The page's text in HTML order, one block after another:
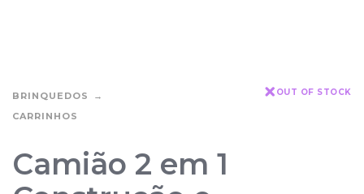
BRINQUEDOS
CARRINHOS
OUT OF STOCK
Camião 2 em 1